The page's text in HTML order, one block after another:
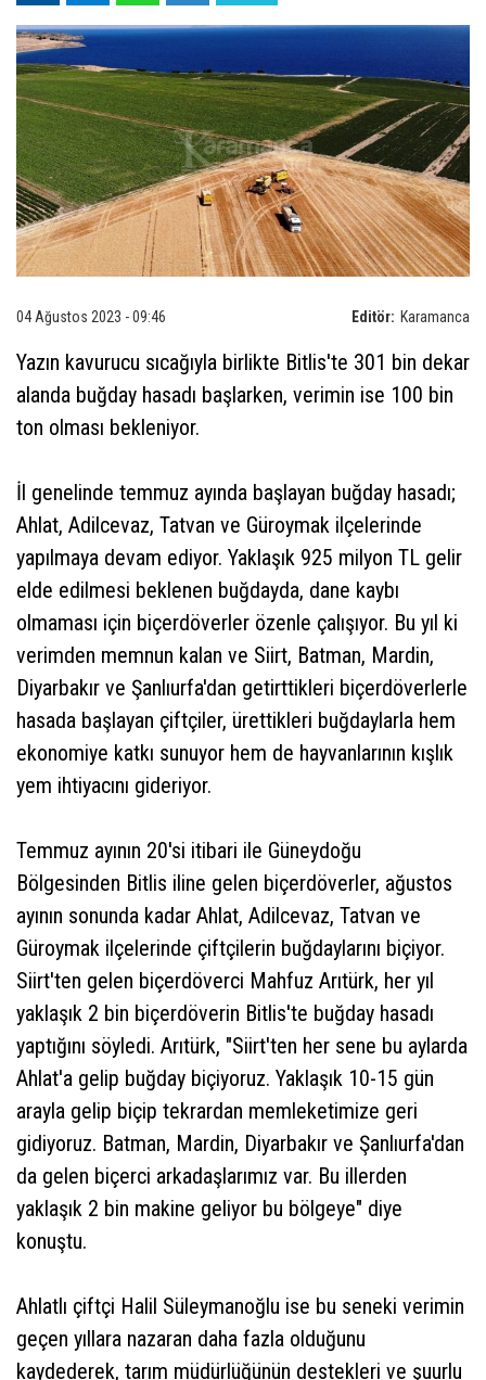
Editör: Karamanca
04 Ağustos 2023 - 09:46
Yazın kavurucu sıcağıyla birlikte Bitlis'te 301 bin dekar
alanda buğday hasadı başlarken, verimin ise 100 bin
ton olması bekleniyor.
İl genelinde temmuz ayında başlayan buğday hasadı;
Ahlat, Adilcevaz, Tatvan ve Güroymak ilçelerinde
yapılmaya devam ediyor. Yaklaşık 925 milyon TL gelir
elde edilmesi beklenen buğdayda, dane kaybı
olmaması için biçerdöverler özenle çalışıyor. Bu yıl ki
verimden memnun kalan ve Siirt, Batman, Mardin,
Diyarbakır ve Şanlıurfa'dan getirttikleri biçerdöverlerle
hasada başlayan çiftçiler, ürettikleri buğdaylarla hem
ekonomiye katkı sunuyor hem de hayvanlarının kışlık
yem ihtiyacını gideriyor.
Temmuz ayının 20'si itibari ile Güneydoğu
Bölgesinden Bitlis iline gelen biçerdöverler, ağustos
ayının sonunda kadar Ahlat, Adilcevaz, Tatvan ve
Güroymak ilçelerinde çiftçilerin buğdaylarını biçiyor.
Siirt'ten gelen biçerdöverci Mahfuz Arıtürk, her yıl
yaklaşık 2 bin biçerdöverin Bitlis'te buğday hasadı
yaptığını söyledi. Arıtürk, "Siirt'ten her sene bu aylarda
Ahlat'a gelip buğday biçiyoruz. Yaklaşık 10-15 gün
arayla gelip biçip tekrardan memleketimize geri
gidiyoruz. Batman, Mardin, Diyarbakır ve Şanlıurfa'dan
da gelen biçerci arkadaşlarımız var. Bu illerden
yaklaşık 2 bin makine geliyor bu bölgeye" diye
konuştu.
Ahlatlı çiftçi Halil Süleymanoğlu ise bu seneki verimin
geçen yıllara nazaran daha fazla olduğunu
kaydederek, tarım müdürlüğünün destekleri ve şuurlu